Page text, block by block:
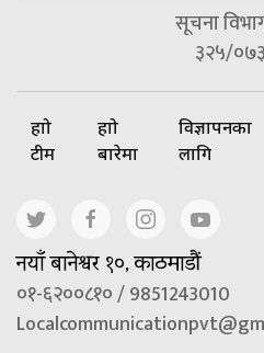
सूचना
३२५/
हाम्रो
टीम
हाम्रो
बारेमा
विज्ञापनका
लागि
नयाँ बानेश्वर १०, काठमाडौं
०१-६२००८१० / 9851243010